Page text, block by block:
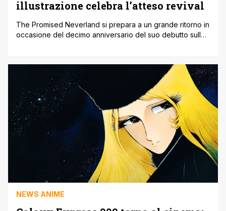
illustrazione celebra l’atteso revival
The Promised Neverland si prepara a un grande ritorno in
occasione del decimo anniversario del suo debutto sulla
giapponese nel 2016 e riscuotendo un grande successo.
Tuttavia quello che è ben impresso nella mente degli
appassionati [']
NEWS ANIME